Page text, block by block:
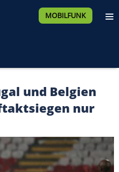
MOBILFUNK
und Belgien
nur